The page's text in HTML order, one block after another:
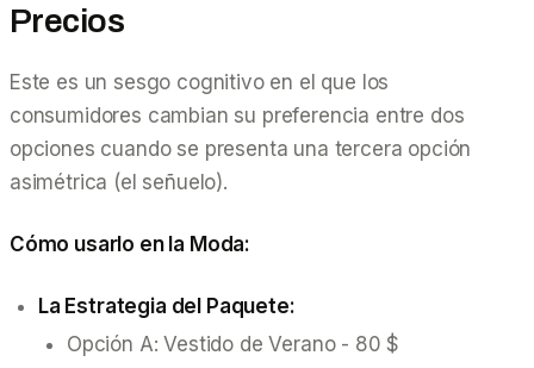
Precios
Este es un sesgo cognitivo en el que los
consumidores cambian su preferencia entre dos
opciones cuando se presenta una tercera opción
asimétrica (el señuelo).
Cómo usarlo en la Moda:
La Estrategia del Paquete:
Opción A: Vestido de Verano - 80 $